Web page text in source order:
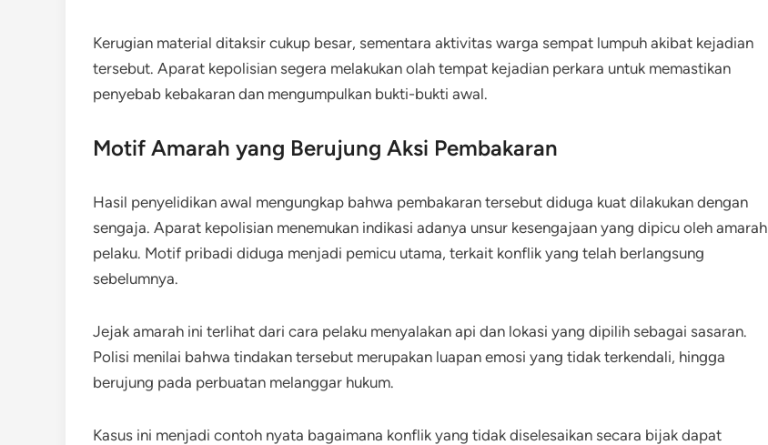
Kerugian material ditaksir cukup besar, sementara aktivitas warga sempat lumpuh akibat kejadian
tersebut. Aparat kepolisian segera melakukan olah tempat kejadian perkara untuk memastikan
penyebab kebakaran dan mengumpulkan bukti-bukti awal.
Motif Amarah yang Berujung Aksi Pembakaran
Hasil penyelidikan awal mengungkap bahwa pembakaran tersebut diduga kuat dilakukan dengan
sengaja. Aparat kepolisian menemukan indikasi adanya unsur kesengajaan yang dipicu oleh amarah
pelaku. Motif pribadi diduga menjadi pemicu utama, terkait konflik yang telah berlangsung
sebelumnya.
Jejak amarah ini terlihat dari cara pelaku menyalakan api dan lokasi yang dipilih sebagai sasaran.
Polisi menilai bahwa tindakan tersebut merupakan luapan emosi yang tidak terkendali, hingga
berujung pada perbuatan melanggar hukum.
Kasus ini menjadi contoh nyata bagaimana konflik yang tidak diselesaikan secara bijak dapat